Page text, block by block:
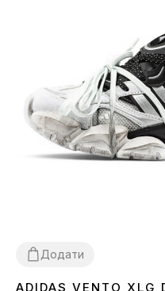
Додати
ADIDAS VENTO XLG